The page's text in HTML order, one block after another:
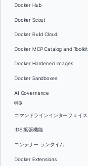
Docker Hub
Docker Scout
Docker Build Cloud
Docker MCP Catalog and Toolkit
Docker Hardened Images
Docker Sandboxes
AI Governance
特徴
コマンドラインインターフェイス
IDE 拡張機能
コンテナー ランタイム
Docker Extensions